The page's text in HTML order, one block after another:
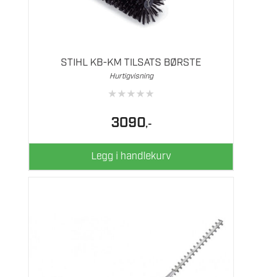
STIHL KB-KM TILSATS BØRSTE
Hurtigvisning
★★★★★
3090,-
Legg i handlekurv